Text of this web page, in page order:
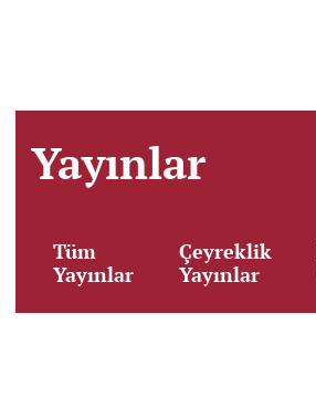
Yayınlar
Tüm
Yayınlar
Çeyreklik
Yayınlar